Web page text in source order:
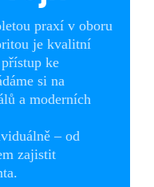
praxí v oboru
je kvalitní
ke
si na
a moderních
– od
zajistit